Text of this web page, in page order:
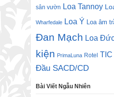
sân vườn Loa Tannoy
Wharfedale Loa Ý Loa âm
Đan Mạch Loa
kiện PrimaLuna Rotel TIC
Đầu SACD/CD
Bài Viết Ngẫu Nhiên